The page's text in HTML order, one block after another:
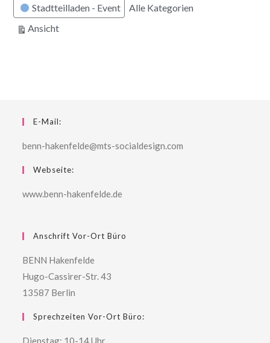
Stadtteilladen - Event
Alle Kategorien
Ansichtausdrucken
E-Mail:
benn-hakenfelde@mts-socialdesign.com
Webseite:
www.benn-hakenfelde.de
Anschrift Vor-Ort Büro
BENN Hakenfelde
Hugo-Cassirer-Str. 43
13587 Berlin
Sprechzeiten Vor-Ort Büro:
Dienstag: 10-14 Uhr